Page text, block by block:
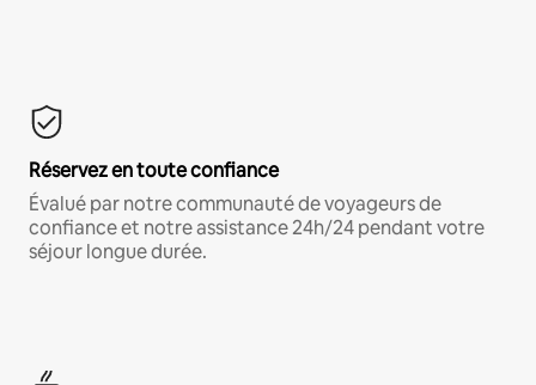
Réservez en toute confiance
Évalué par notre communauté de voyageurs de
confiance et notre assistance 24h/24 pendant votre
séjour longue durée.